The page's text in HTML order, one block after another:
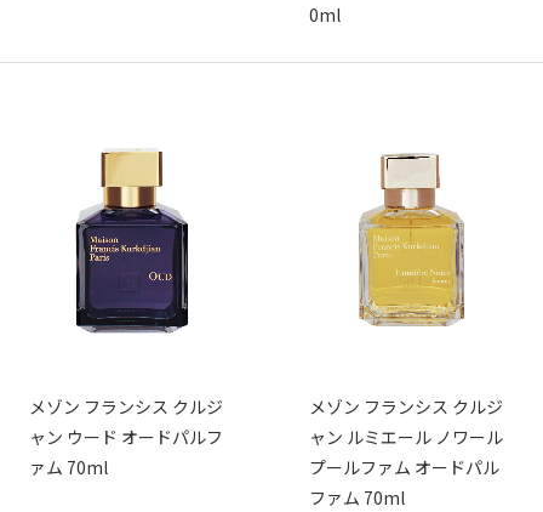
0ml
メゾン フランシス クルジ
ャン ウード オードパルフ
ァム 70ml
メゾン フランシス クルジ
ャン ルミエール ノワール
プールファム オードパル
ファム 70ml